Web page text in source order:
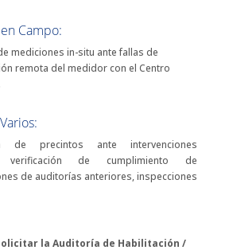
Campo:
mediciones in-situ ante fallas de
remota del medidor con el Centro
de precintos ante intervenciones
verificación de cumplimiento de
de auditorías anteriores, inspecciones
la Auditoría de Habilitación /